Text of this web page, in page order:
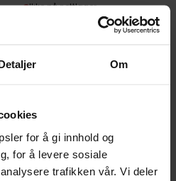
Om
for å gi innhold og
for å levere sosiale
trafikken vår. Vi deler
Ikke på nettlager